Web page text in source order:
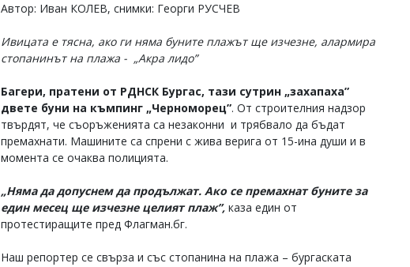
Автор: Иван КОЛЕВ, снимки: Георги РУСЧЕВ
Ивицата е тясна, ако ги няма буните плажът ще изчезне, алармира
стопанинът на плажа - „Акра лидо”
Багери, пратени от РДНСК Бургас, тази сутрин „захапаха”
двете буни на къмпинг „Черноморец”. От строителния надзор
твърдят, че съоръженията са незаконни и трябвало да бъдат
премахнати. Машините са спрени с жива верига от 15-ина души и в
момента се очаква полицията.
„Няма да допуснем да продължат. Ако се премахнат буните за
един месец ще изчезне целият плаж”, каза един от
протестиращите пред Флагман.бг.
Наш репортер се свърза и със стопанина на плажа – бургаската